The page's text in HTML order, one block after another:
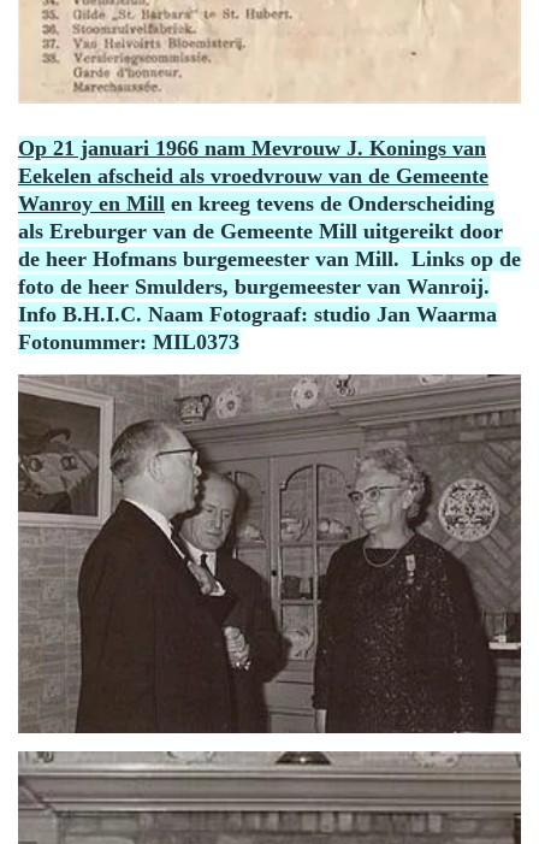
Op 21 januari 1966 nam Mevrouw J. Konings van
Eekelen afscheid als vroedvrouw van de Gemeente
Wanroy en Mill en kreeg tevens de Onderscheiding
als Ereburger van de Gemeente Mill uitgereikt door
de heer Hofmans burgemeester van Mill. Links op de
foto de heer Smulders, burgemeester van Wanroij.
Info B.H.I.C. Naam Fotograaf: studio Jan Waarma
Fotonummer: MIL0373